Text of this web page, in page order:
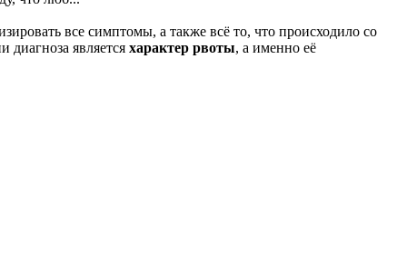
все симптомы, а также всё то, что происходило со
является характер рвоты, а именно её